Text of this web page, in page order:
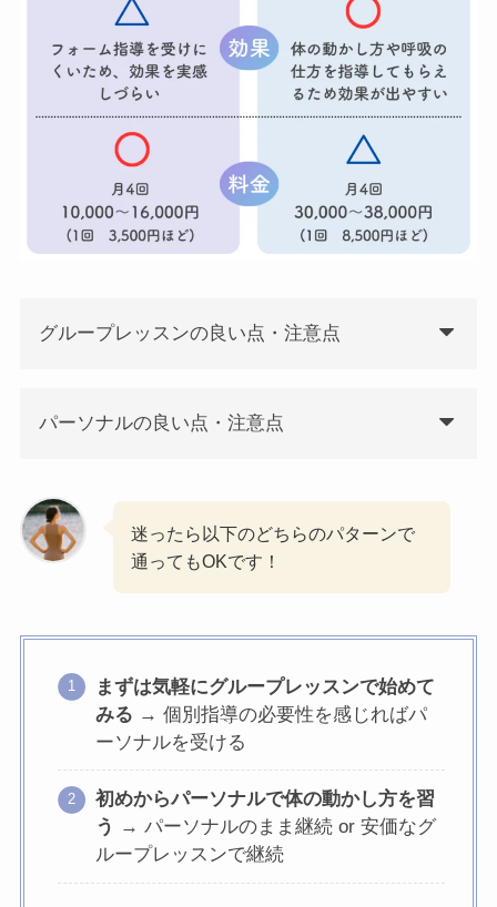
グループレッスンの良い点・注意点
パーソナルの良い点・注意点
迷ったら以下のどちらのパターンで
通ってもOKです！
まずは気軽にグループレッスンで始めて
みる → 個別指導の必要性を感じればパ
ーソナルを受ける
初めからパーソナルで体の動かし方を習
う → パーソナルのまま継続 or 安価なグ
ループレッスンで継続